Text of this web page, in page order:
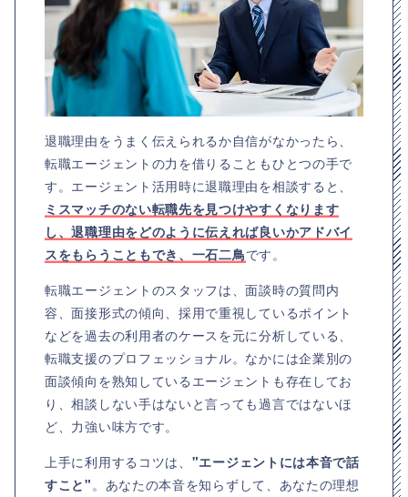
退職理由をうまく伝えられるか自信がなかったら、
転職エージェントの力を借りることもひとつの手で
す。エージェント活用時に退職理由を相談すると、
ミスマッチのない転職先を見つけやすくなります
し、退職理由をどのように伝えれば良いかアドバイ
スをもらうこともでき、一石二鳥です。
転職エージェントのスタッフは、面談時の質問内
容、面接形式の傾向、採用で重視しているポイント
などを過去の利用者のケースを元に分析している、
転職支援のプロフェッショナル。なかには企業別の
面談傾向を熟知しているエージェントも存在してお
り、相談しない手はないと言っても過言ではないほ
ど、力強い味方です。
上手に利用するコツは、 "エージェントには本音で話
すこと"。あなたの本音を知らずして、あなたの理想